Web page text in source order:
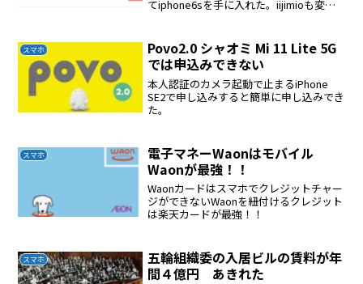
てiphone6sを手に入れた。iijimioも変え
ホがmicro sd simであ...
スマホ
Povo2.0 シャオミ Mi 11 Lite 5G
では申込みできない
本人認証のカメラ起動で止まるiPhone
SE2で申し込みすると簡単に申し込みでき
た。
スマホ
電子マネーWaonはモバイル
Waonが最強！！
Waonカードはスマホでクレジットチャー
ジができないWaonを紐付けるクレジット
は楽天カードが最強！！
スマホ
五輪組織委の入居ビルの賃料が年
間４億円 あきれた